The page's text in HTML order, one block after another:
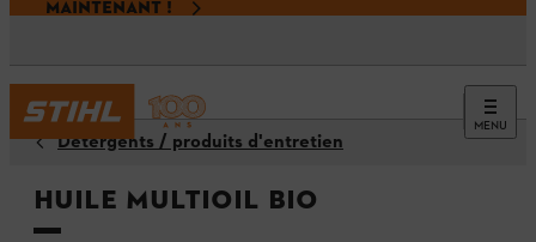
MAINTENANT !
MENU
Détergents / produits d'entretien
Huile Multioil Bio